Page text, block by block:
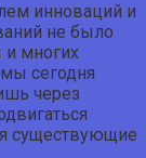
инноваций и
не было
многих
сегодня
через
существующие